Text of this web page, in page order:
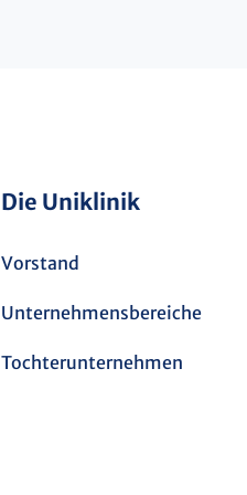
Die Uniklinik
Vorstand
Unternehmensbereiche
Tochterunternehmen